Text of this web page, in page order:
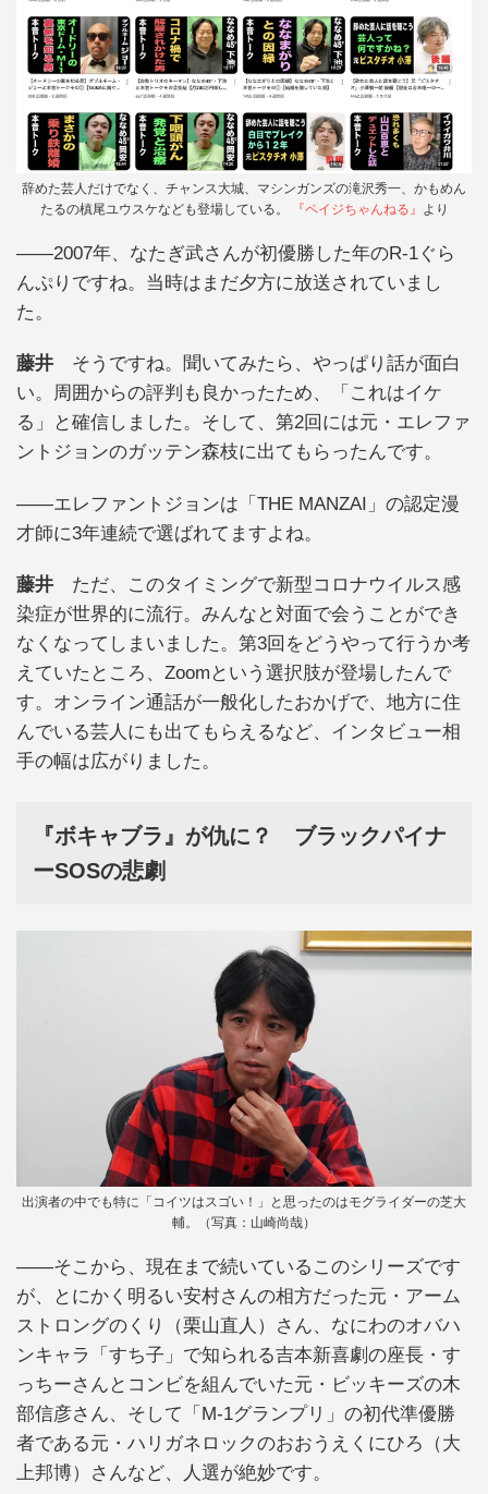
辞めた芸人だけでなく、チャンス大城、マシンガンズの滝沢秀一、かもめん
たるの槙尾ユウスケなども登場している。
『ペイジちゃんねる』 より
――2007年、なたぎ武さんが初優勝した年のR-1ぐら
んぷりですね。当時はまだ夕方に放送されていまし
た。
藤井 そうですね。聞いてみたら、やっぱり話が面白
い。周囲からの評判も良かったため、「これはイケ
る」と確信しました。そして、第2回には元・エレファ
ントジョンのガッテン森枝に出てもらったんです。
――エレファントジョンは「THE MANZAI」の認定漫
才師に3年連続で選ばれてますよね。
藤井 ただ、このタイミングで新型コロナウイルス感
染症が世界的に流行。みんなと対面で会うことができ
なくなってしまいました。第3回をどうやって行うか考
えていたところ、Zoomという選択肢が登場したんで
す。オンライン通話が一般化したおかげで、地方に住
んでいる芸人にも出てもらえるなど、インタビュー相
手の幅は広がりました。
『ボキャブラ』が仇に？ ブラックパイナ
ーSOSの悲劇
出演者の中でも特に「コイツはスゴい！」と思ったのはモグライダーの芝大
輔。（写真：山崎尚哉）
――そこから、現在まで続いているこのシリーズです
が、とにかく明るい安村さんの相方だった元・アーム
ストロングのくり（栗山直人）さん、なにわのオバハ
ンキャラ「すち子」で知られる吉本新喜劇の座長・す
っちーさんとコンビを組んでいた元・ビッキーズの木
部信彦さん、そして「M-1グランプリ」の初代準優勝
者である元・ハリガネロックのおおうえくにひろ（大
上邦博）さんなど、人選が絶妙です。